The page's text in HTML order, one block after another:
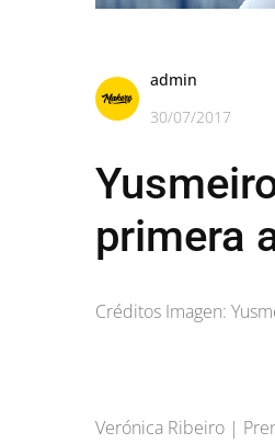
admin
30/07/2017
primera
Créditos Imagen:
Verónica Ribeiro |